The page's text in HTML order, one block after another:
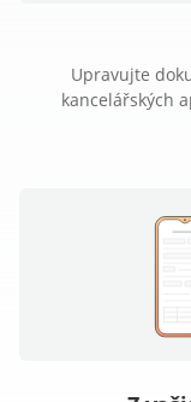
Upravujte
kancelářských